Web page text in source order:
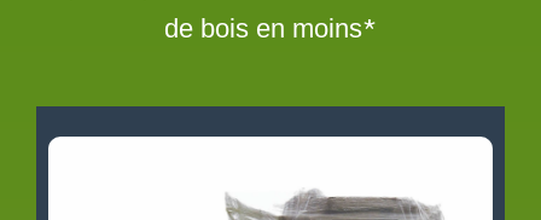
de bois en moins*